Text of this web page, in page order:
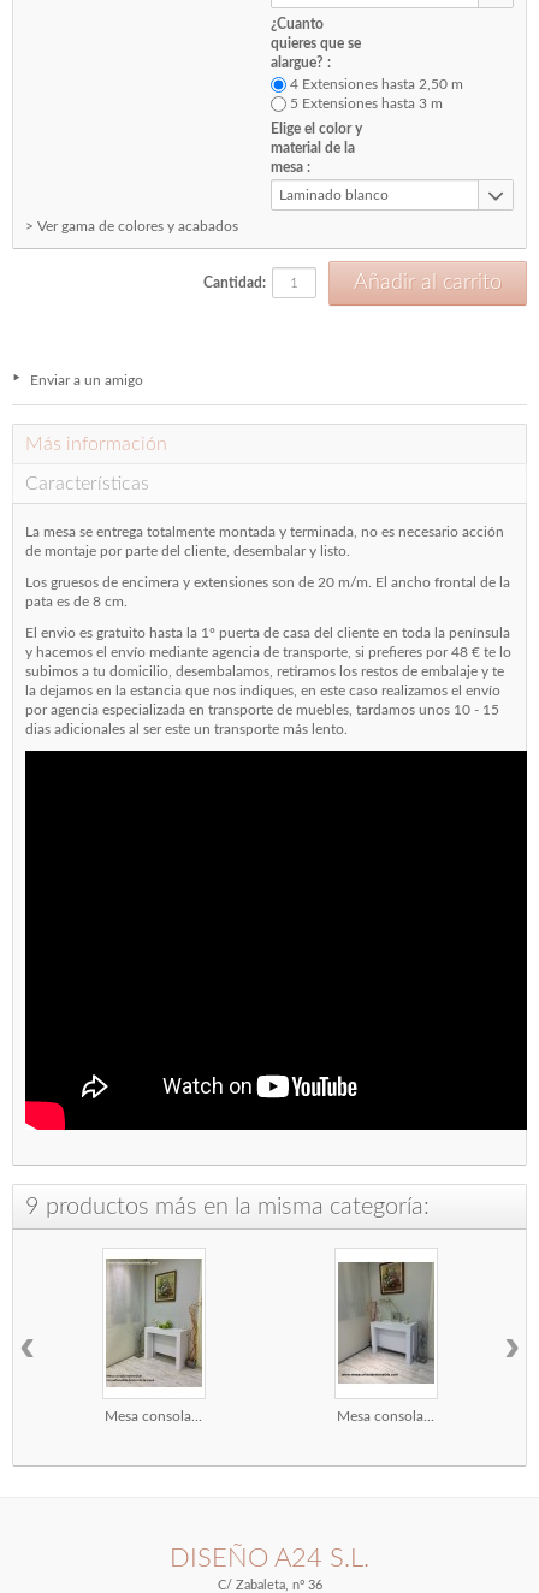
¿Cuanto
quieres que se
alargue? :
4 Extensiones hasta 2,50 m
5 Extensiones hasta 3 m
Elige el color y
material de la
mesa :
Laminado blanco
> Ver gama de colores y acabados
Cantidad:
Enviar a un amigo
Más información
Características
La mesa se entrega totalmente montada y terminada, no es necesario acción
de montaje por parte del cliente, desembalar y listo.
Los gruesos de encimera y extensiones son de 20 m/m. El ancho frontal de la
pata es de 8 cm.
El envio es gratuito hasta la 1º puerta de casa del cliente en toda la península
y hacemos el envío mediante agencia de transporte, si prefieres por 48 € te lo
subimos a tu domicilio, desembalamos, retiramos los restos de embalaje y te
la dejamos en la estancia que nos indiques, en este caso realizamos el envío
por agencia especializada en transporte de muebles, tardamos unos 10 - 15
dias adicionales al ser este un transporte más lento.
9 productos más en la misma categoría:
Mesa consola... Mesa consola...
‹ ›
DISEÑO A24 S.L.
C/ Zabaleta, nº 36